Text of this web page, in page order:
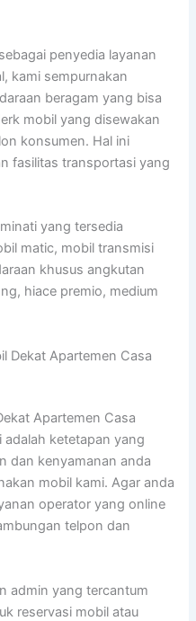
penyedia layanan
kami sempurnakan
beragam yang bisa
mobil yang disewakan
konsumen. Hal ini
fasilitas transportasi yang
yang tersedia
matic, mobil transmisi
khusus angkutan
hiace premio, medium
Dekat Apartemen Casa
Apartemen Casa
ketetapan yang
dan kenyamanan anda
mobil kami. Agar anda
operator yang online
telpon dan
admin yang tercantum
reservasi mobil atau